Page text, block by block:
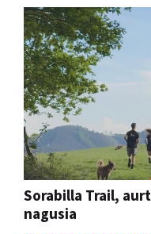
Sorabilla Trail,
nagusia